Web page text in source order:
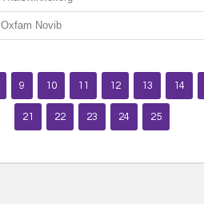
Oxfam Novib
9 10 11 12 13 14
21 22 23 24 25